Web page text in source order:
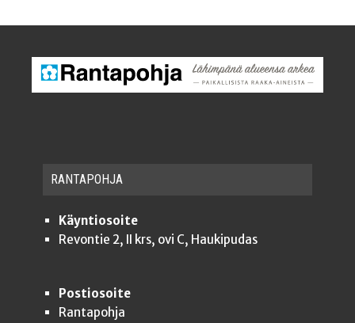
RAN­TA­POH­JA
Käyntiosoite
Revontie 2, II krs, ovi C, Haukipudas
Postiosoite
Rantapohja